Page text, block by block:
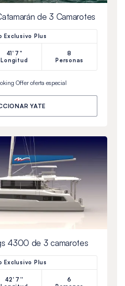
de 3 Camarotes
Exclusivo Plus
41'7"
Longitud
8
Personas
Offeroferta especial
YATE
4300 de 3 camarotes
Exclusivo Plus
42'7''
6